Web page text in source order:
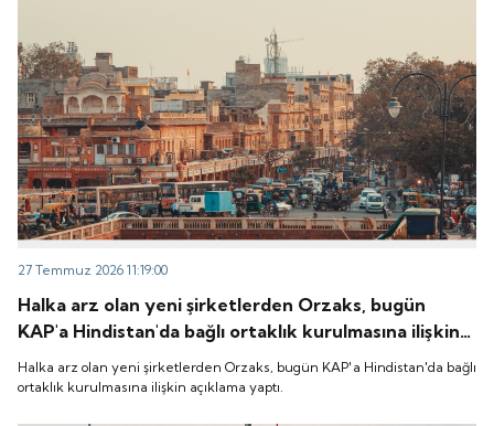
27 Temmuz 2026 11:19:00
Halka arz olan yeni şirketlerden Orzaks, bugün
KAP'a Hindistan'da bağlı ortaklık kurulmasına ilişkin
açıklama yaptı.
Halka arz olan yeni şirketlerden Orzaks, bugün KAP'a Hindistan'da bağlı
ortaklık kurulmasına ilişkin açıklama yaptı.